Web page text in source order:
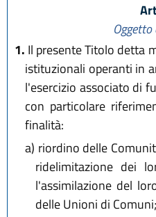
1. Il presente Titolo detta
istituzionali operanti in
l'esercizio associato di
con particolare
finalità:
a) riordino delle
ridelimitazione dei
l'assimilazione del
delle Unioni di Comuni;